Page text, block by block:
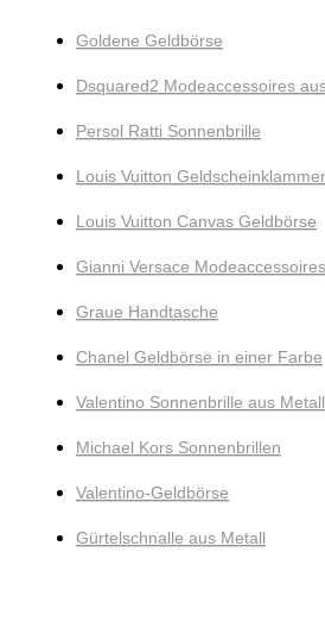
Goldene Geldbörse
Dsquared2 Modeaccessoires
Persol Ratti Sonnenbrille
Louis Vuitton Geldscheinklammer
Louis Vuitton Canvas Geldbörse
Gianni Versace Modeaccessoires
Graue Handtasche
Chanel Geldbörse in einer Farbe
Valentino Sonnenbrille aus Metall
Michael Kors Sonnenbrillen
Valentino-Geldbörse
Gürtelschnalle aus Metall